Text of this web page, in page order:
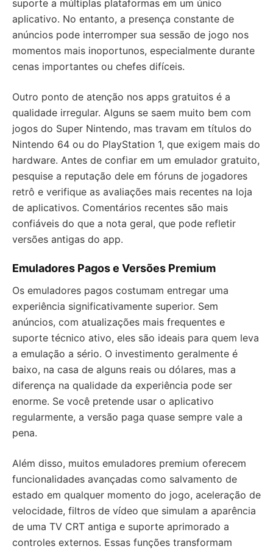
suporte a múltiplas plataformas em um único
aplicativo. No entanto, a presença constante de
anúncios pode interromper sua sessão de jogo nos
momentos mais inoportunos, especialmente durante
cenas importantes ou chefes difíceis.
Outro ponto de atenção nos apps gratuitos é a
qualidade irregular. Alguns se saem muito bem com
jogos do Super Nintendo, mas travam em títulos do
Nintendo 64 ou do PlayStation 1, que exigem mais do
hardware. Antes de confiar em um emulador gratuito,
pesquise a reputação dele em fóruns de jogadores
retrô e verifique as avaliações mais recentes na loja
de aplicativos. Comentários recentes são mais
confiáveis do que a nota geral, que pode refletir
versões antigas do app.
Emuladores Pagos e Versões Premium
Os emuladores pagos costumam entregar uma
experiência significativamente superior. Sem
anúncios, com atualizações mais frequentes e
suporte técnico ativo, eles são ideais para quem leva
a emulação a sério. O investimento geralmente é
baixo, na casa de alguns reais ou dólares, mas a
diferença na qualidade da experiência pode ser
enorme. Se você pretende usar o aplicativo
regularmente, a versão paga quase sempre vale a
pena.
Além disso, muitos emuladores premium oferecem
funcionalidades avançadas como salvamento de
estado em qualquer momento do jogo, aceleração de
velocidade, filtros de vídeo que simulam a aparência
de uma TV CRT antiga e suporte aprimorado a
controles externos. Essas funções transformam